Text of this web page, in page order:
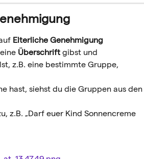
Elterliche Genehmigung
Überschrift gibst und
z.B. eine bestimmte Gruppe,
hast, siehst du die Gruppen aus den
z.B. „Darf euer Kind Sonnencreme